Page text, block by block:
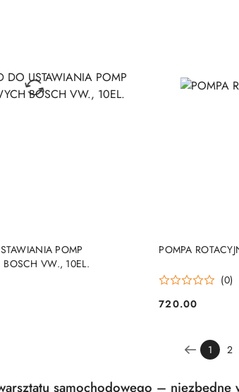
POMP
VW., 10EL.
DO KOSZYKA POMPA
(0)
Cena:
720.00
1 2
samochodowego – niezbędne